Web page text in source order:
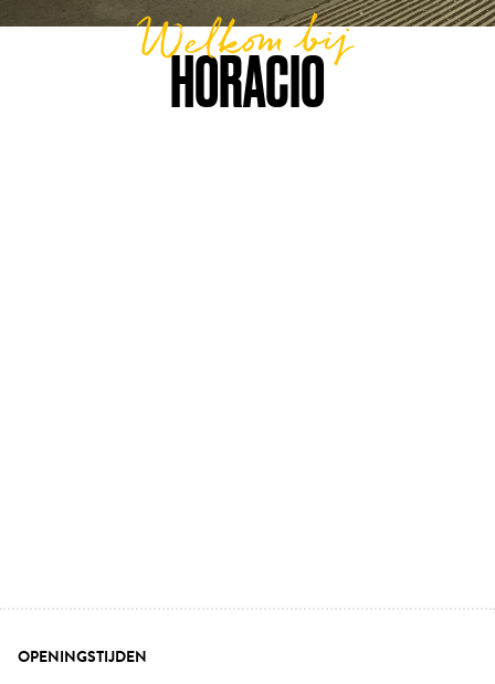
HORACIO
Welkom bij
OPENINGSTIJDEN